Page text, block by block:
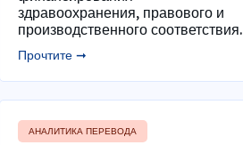
здравоохранения, правового и
производственного соответствия.
Прочтите ➞
АНАЛИТИКА ПЕРЕВОДА